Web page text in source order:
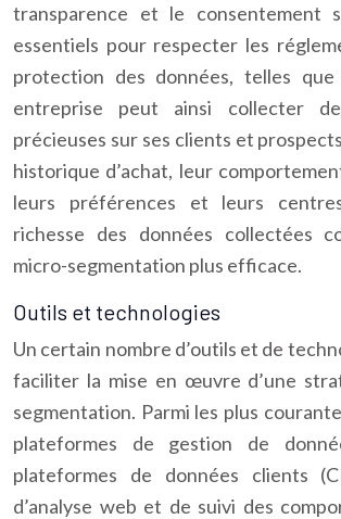
transparence et le consentement
essentiels pour respecter les
protection des données, telles que
entreprise peut ainsi collecter
précieuses sur ses clients et
historique d’achat, leur
leurs préférences et leurs
richesse des données collectées
micro-segmentation plus efficace.
Outils et technologies
Un certain nombre d’outils et de
faciliter la mise en œuvre d’une
segmentation. Parmi les plus
plateformes de gestion de
plateformes de données clients
d’analyse web et de suivi des